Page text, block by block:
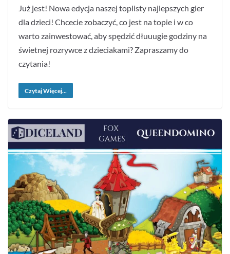
Już jest! Nowa edycja naszej toplisty najlepszych gier
dla dzieci! Chcecie zobaczyć, co jest na topie i w co
warto zainwestować, aby spędzić dłuuugie godziny na
świetnej rozrywce z dzieciakami? Zapraszamy do
czytania!
Czytaj Więcej...